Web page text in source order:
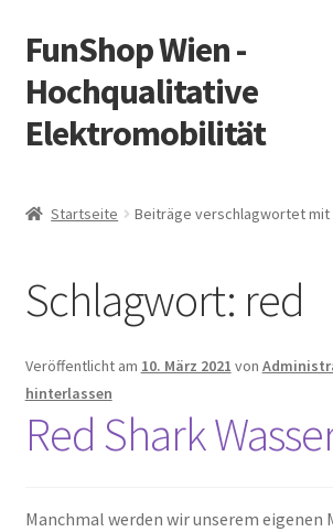
Zur
Navigation
springen
Zum
Inhalt
springen
FunShop Wien -
Hochqualitative
Elektromobilität
Vorsicht Internetbetrug
Über FunShop
Impressum
Startseite Beiträge verschlagwortet mit
Schlagwort: red
Veröffentlicht am 10. März 2021 von
hinterlassen
Red Shark
Manchmal werden wir unserem eigenen